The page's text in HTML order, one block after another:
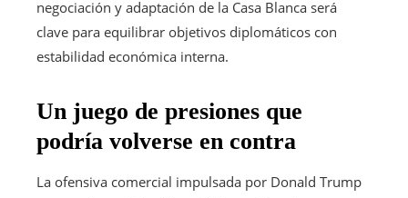
negociación y adaptación de la Casa Blanca será
clave para equilibrar objetivos diplomáticos con
estabilidad económica interna.
Un juego de presiones que
podría volverse en contra
La ofensiva comercial impulsada por Donald Trump